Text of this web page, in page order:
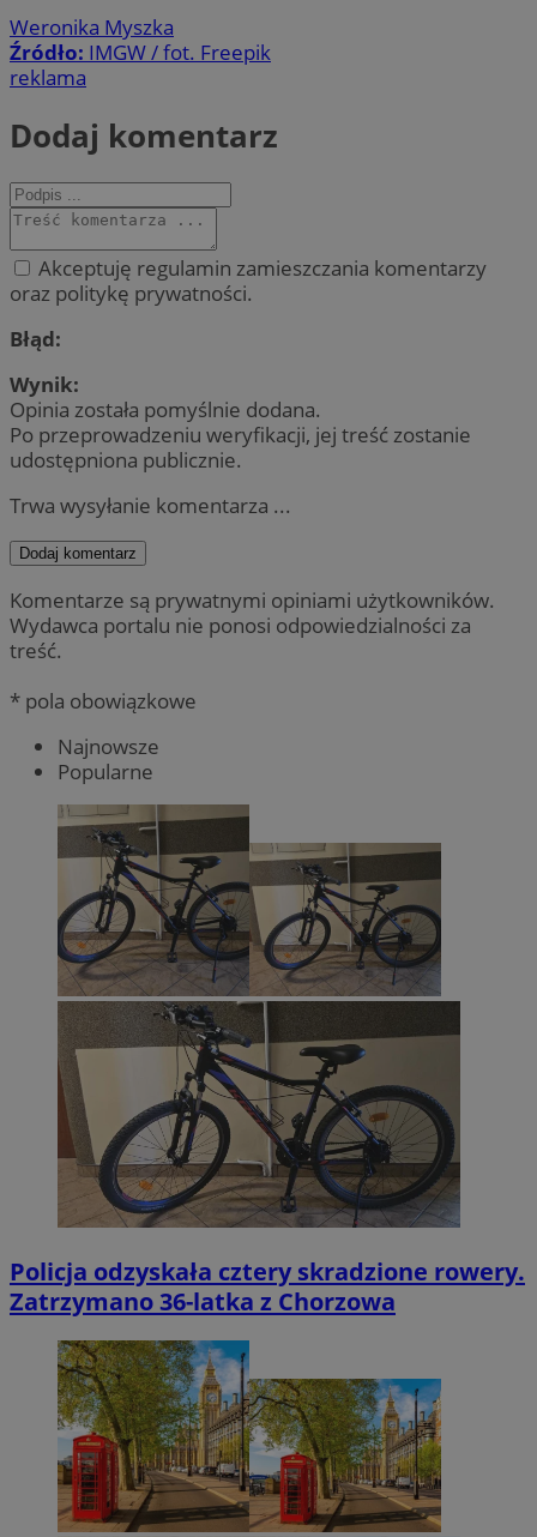
Weronika Myszka
Źródło: IMGW / fot. Freepik
reklama
Dodaj komentarz
Akceptuję regulamin zamieszczania komentarzy
oraz politykę prywatności.
Błąd:
Wynik:
Opinia została pomyślnie dodana.
Po przeprowadzeniu weryfikacji, jej treść zostanie
udostępniona publicznie.
Trwa wysyłanie komentarza ...
Dodaj komentarz
Komentarze są prywatnymi opiniami użytkowników.
Wydawca portalu nie ponosi odpowiedzialności za
treść.
* pola obowiązkowe
Najnowsze
Popularne
Policja odzyskała cztery skradzione rowery.
Zatrzymano 36-latka z Chorzowa